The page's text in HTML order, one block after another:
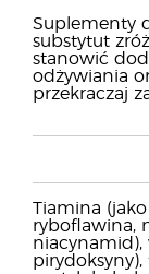
Suplementy
substytut
stanowić
odżywiania
przekraczaj
Tiamina
ryboflawina,